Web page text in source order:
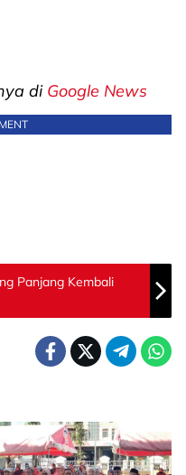
di Google News
Panjang Kembali